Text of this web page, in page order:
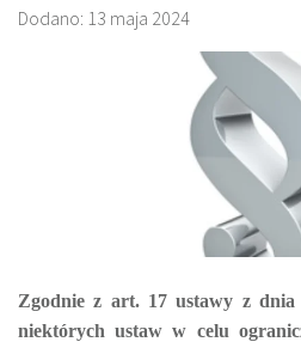
Dodano: 13 maja 2024
Zgodnie z art. 17 ustawy z
niektórych ustaw w celu